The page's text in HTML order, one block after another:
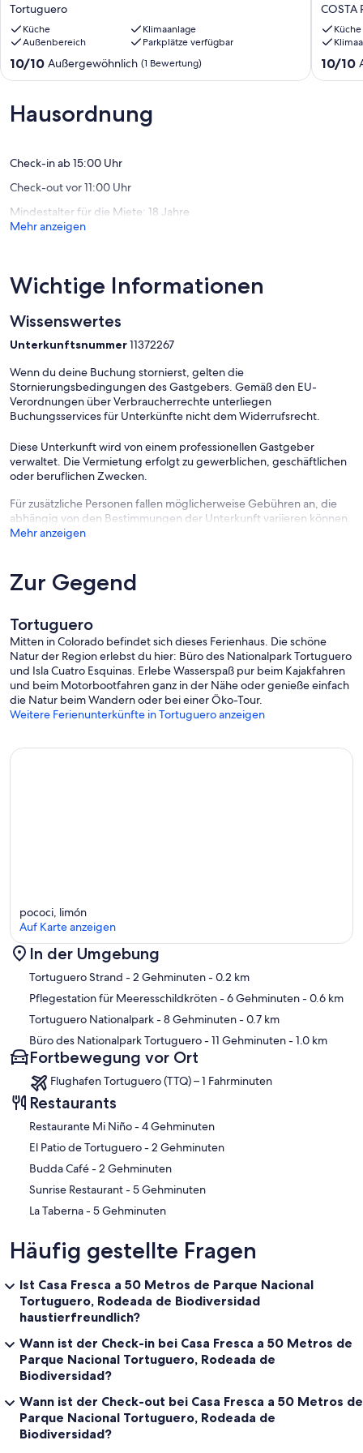
Plantas
Cerca
del
Parque
Nacional
Ideal
Para
Tortuguero
Küche
Klimaanlage
Außenbereich
Parkplätze verfügbar
10.0
von
Außergewöhnlich,
(1
10/10 Außergewöhnlich (1 Bewertung)
+
Tour
por
COSTA
Küche
10.0
von
10/10
Hausordnung
Check-in ab 15:00 Uhr
Check-out vor 11:00 Uhr
Mindestalter für die Miete: 18 Jahre
Mehr anzeigen
Wichtige Informationen
Wissenswertes
Unterkunftsnummer11372267
Wenn du deine Buchung stornierst, gelten die
Stornierungsbedingungen des Gastgebers. Gemäß den EU-
Verordnungen über Verbraucherrechte unterliegen
Buchungsservices für Unterkünfte nicht dem Widerrufsrecht.
Diese Unterkunft wird von einem professionellen Gastgeber
verwaltet. Die Vermietung erfolgt zu gewerblichen, geschäftlichen
oder beruflichen Zwecken.
Für zusätzliche Personen fallen möglicherweise Gebühren an, die
abhängig von den Bestimmungen der Unterkunft variieren können.
Mehr anzeigen
Zur Gegend
Tortuguero
Mitten in Colorado befindet sich dieses Ferienhaus. Die schöne
Natur der Region erlebst du hier: Büro des Nationalpark Tortuguero
und Isla Cuatro Esquinas. Erlebe Wasserspaß pur beim Kajakfahren
und beim Motorbootfahren ganz in der Nähe oder genieße einfach
die Natur beim Wandern oder bei einer Öko-Tour.
Weitere Ferienunterkünfte in Tortuguero anzeigen
Karte
pococi, limón
Auf Karte anzeigen
In der Umgebung
Tortuguero Strand - 2 Gehminuten- 0.2 km
Pflegestation für Meeresschildkröten- 6 Gehminuten- 0.6 km
Tortuguero Nationalpark- 8 Gehminuten- 0.7 km
Büro des Nationalpark Tortuguero- 11 Gehminuten- 1.0 km
Fortbewegung vor Ort
Flughafen Tortuguero (TTQ) – 1 Fahrminuten
Restaurants
‪Restaurante Mi Niño - ‬4 Gehminuten
‪El Patio de Tortuguero - ‬2 Gehminuten
‪Budda Café - ‬2 Gehminuten
‪Sunrise Restaurant - ‬5 Gehminuten
‪La Taberna - ‬5 Gehminuten
Häufig gestellte Fragen
Ist Casa Fresca a 50 Metros de Parque Nacional
Tortuguero, Rodeada de Biodiversidad
haustierfreundlich?
Wann ist der Check-in bei Casa Fresca a 50 Metros de
Parque Nacional Tortuguero, Rodeada de
Biodiversidad?
Wann ist der Check-out bei Casa Fresca a 50 Metros de
Parque Nacional Tortuguero, Rodeada de
Biodiversidad?